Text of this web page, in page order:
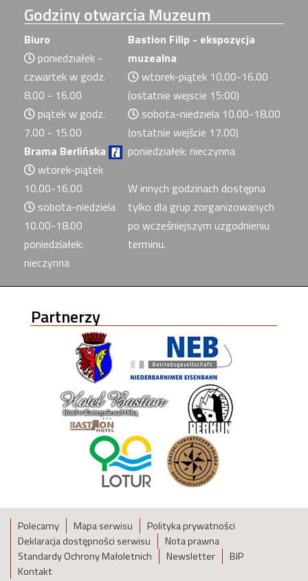
Godzinyotwarcia Muzeum
Biuro
poniedziałek -
czwartek w godz.
8.00 - 16.00
piątek w godz.
7.00 - 15.00
Brama Berlińska
wtorek-piątek
10.00-16.00
sobota-niedziela
10.00-18.00
poniedziałek:
nieczynna
Bastion Filip - ekspozycja
muzealna
wtorek-piątek 10.00-16.00
(ostatnie wejscie 15:00)
sobota-niedziela 10.00-18.00
(ostatnie wejście 17.00)
poniedziałek: nieczynna
W innych godzinach dostępna
tylko dla grup zorganizowanych
po wcześniejszym uzgodnieniu
terminu.
Partnerzy
Polecamy Mapa serwisu
Polityka prywatności
Deklaracja dostępności serwisu
Nota prawna
Standardy Ochrony Małoletnich
Newsletter
BIP
Kontakt